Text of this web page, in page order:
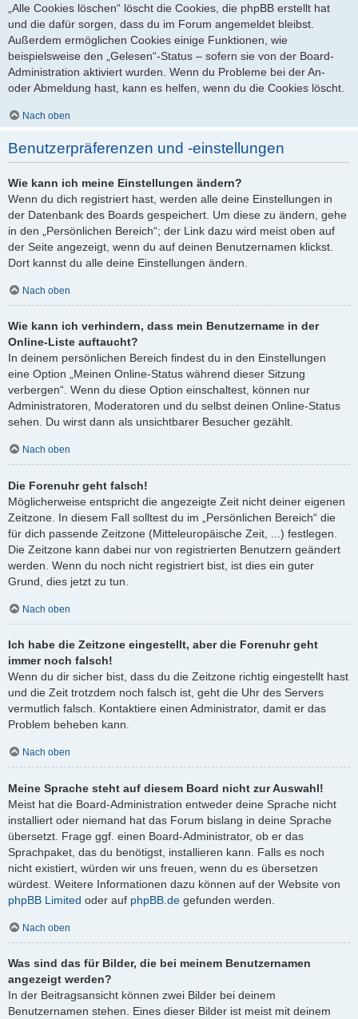
„Alle Cookies löschen“ löscht die Cookies, die phpBB erstellt hat
und die dafür sorgen, dass du im Forum angemeldet bleibst.
Außerdem ermöglichen Cookies einige Funktionen, wie
beispielsweise den „Gelesen“-Status – sofern sie von der Board-
Administration aktiviert wurden. Wenn du Probleme bei der An-
oder Abmeldung hast, kann es helfen, wenn du die Cookies löscht.
Nach oben
Benutzerpräferenzen und -einstellungen
Wie kann ich meine Einstellungen ändern?
Wenn du dich registriert hast, werden alle deine Einstellungen in
der Datenbank des Boards gespeichert. Um diese zu ändern, gehe
in den „Persönlichen Bereich“; der Link dazu wird meist oben auf
der Seite angezeigt, wenn du auf deinen Benutzernamen klickst.
Dort kannst du alle deine Einstellungen ändern.
Nach oben
Wie kann ich verhindern, dass mein Benutzername in der
Online-Liste auftaucht?
In deinem persönlichen Bereich findest du in den Einstellungen
eine Option „Meinen Online-Status während dieser Sitzung
verbergen“. Wenn du diese Option einschaltest, können nur
Administratoren, Moderatoren und du selbst deinen Online-Status
sehen. Du wirst dann als unsichtbarer Besucher gezählt.
Nach oben
Die Forenuhr geht falsch!
Möglicherweise entspricht die angezeigte Zeit nicht deiner eigenen
Zeitzone. In diesem Fall solltest du im „Persönlichen Bereich“ die
für dich passende Zeitzone (Mitteleuropäische Zeit, ...) festlegen.
Die Zeitzone kann dabei nur von registrierten Benutzern geändert
werden. Wenn du noch nicht registriert bist, ist dies ein guter
Grund, dies jetzt zu tun.
Nach oben
Ich habe die Zeitzone eingestellt, aber die Forenuhr geht
immer noch falsch!
Wenn du dir sicher bist, dass du die Zeitzone richtig eingestellt hast
und die Zeit trotzdem noch falsch ist, geht die Uhr des Servers
vermutlich falsch. Kontaktiere einen Administrator, damit er das
Problem beheben kann.
Nach oben
Meine Sprache steht auf diesem Board nicht zur Auswahl!
Meist hat die Board-Administration entweder deine Sprache nicht
installiert oder niemand hat das Forum bislang in deine Sprache
übersetzt. Frage ggf. einen Board-Administrator, ob er das
Sprachpaket, das du benötigst, installieren kann. Falls es noch
nicht existiert, würden wir uns freuen, wenn du es übersetzen
würdest. Weitere Informationen dazu können auf der Website von
phpBB Limited oder auf phpBB.de gefunden werden.
Nach oben
Was sind das für Bilder, die bei meinem Benutzernamen
angezeigt werden?
In der Beitragsansicht können zwei Bilder bei deinem
Benutzernamen stehen. Eines dieser Bilder ist meist mit deinem